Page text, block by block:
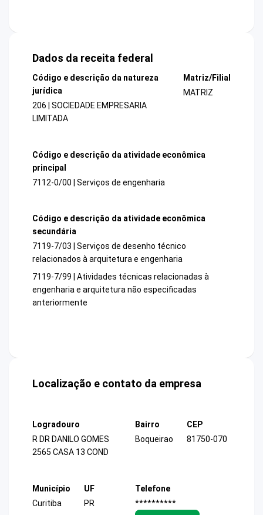
Dados da receita federal
Código e descrição da natureza
jurídica
206 | SOCIEDADE EMPRESARIA
LIMITADA
Matriz/Filial
MATRIZ
Código e descrição da atividade econômica
principal
7112-0/00 | Serviços de engenharia
Código e descrição da atividade econômica
secundária
7119-7/03 | Serviços de desenho técnico
relacionados à arquitetura e engenharia
7119-7/99 | Atividades técnicas relacionadas à
engenharia e arquitetura não especificadas
anteriormente
Localização e contato da empresa
Logradouro
R DR DANILO GOMES
2565 CASA 13 COND
Bairro
Boqueirao
CEP
81750-070
Município
Curitiba
UF
PR
Telefone
**********